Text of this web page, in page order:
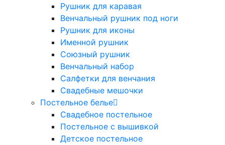
Рушник для каравая
Венчальный рушник под ноги
Рушник для иконы
Именной рушник
Союзный рушник
Венчальный набор
Салфетки для венчания
Свадебные мешочки
Постельное белье
Свадебное постельное
Постельное с вышивкой
Детское постельное